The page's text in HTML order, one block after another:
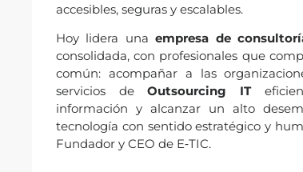
accesibles, seguras y escalables.
Hoy lidera unaempresa de
consolidada, con profesionales que
común: acompañar a las
servicios deOutsourcing IT
información y alcanzar un alto
tecnología con sentido estratégico y
Fundador y CEO de E‑TIC.